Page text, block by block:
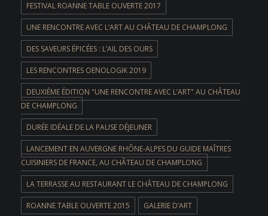
FESTIVAL ROANNE TABLE OUVERTE 2017
UNE RENCONTRE AVEC L’ART AU CHÂTEAU DE CHAMPLONG
DES SAVEURS ÉPICÉES : L’AIL DES OURS
LES RENCONTRES OENOLOGIK 2019
DEUXIÈME ÉDITION "UNE RENCONTRE AVEC L’ART" AU CHÂTEAU
DE CHAMPLONG
DURÉE IDÉALE DE LA PAUSE DÉJEUNER
LANCEMENT EN AUVERGNE RHÔNE-ALPES DU GUIDE MAÎTRES
CUISINIERS DE FRANCE, AU CHÂTEAU DE CHAMPLONG
LA TERRASSE AU RESTAURANT LE CHÂTEAU DE CHAMPLONG
ROANNE TABLE OUVERTE 2015 GALERIE D’ART